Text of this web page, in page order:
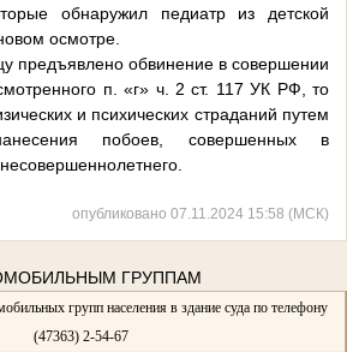
обнаружил педиатр из детской
осмотре.
предъявлено обвинение в совершении
п. «г» ч. 2 ст. 117 УК РФ, то
и психических страданий путем
нанесения побоев, совершенных в
опубликовано 07.11.2024 15:58 (МСК)
ГРУППАМ
групп населения в здание суда по телефону
(47363) 2-54-67